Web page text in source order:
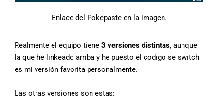
Enlace del Pokepaste en la imagen.
Realmente el equipo tiene 3 versiones distintas, aunque
la que he linkeado arriba y he puesto el código se switch
es mi versión favorita personalmente.
Las otras versiones son estas: